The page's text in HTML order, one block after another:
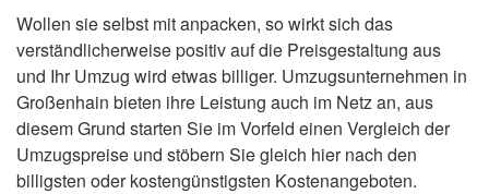
Wollen sie selbst mit anpacken, so wirkt sich das
verständlicherweise positiv auf die Preisgestaltung aus
und Ihr Umzug wird etwas billiger. Umzugsunternehmen in
Großenhain bieten ihre Leistung auch im Netz an, aus
diesem Grund starten Sie im Vorfeld einen Vergleich der
Umzugspreise und stöbern Sie gleich hier nach den
billigsten oder kostengünstigsten Kostenangeboten.